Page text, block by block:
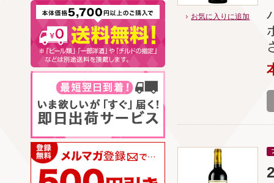
お気に入りに追加